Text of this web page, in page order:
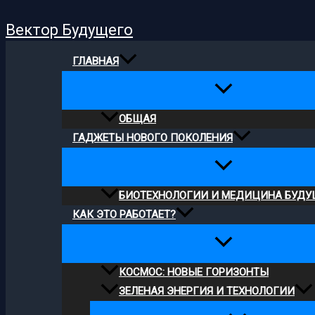
кВектор Будущего
ГЛАВНАЯ
ОБЩАЯ
ГАДЖЕТЫ НОВОГО ПОКОЛЕНИЯ
БИОТЕХНОЛОГИИ И МЕДИЦИНА
КАК ЭТО РАБОТАЕТ?
КОСМОС: НОВЫЕ ГОРИЗОНТЫ
ЗЕЛЕНАЯ ЭНЕРГИЯ И ТЕХНОЛОГИИ